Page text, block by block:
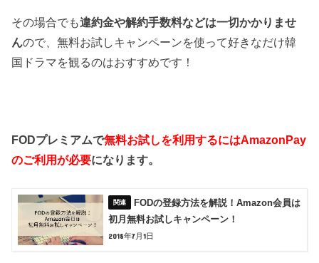
その場合でも違約金や解約手数料などは一切かかりませ
んので、無料お試しキャンペーンを使って好きなだけ韓
国ドラマを観るのはおすすめです！
FODプレミアムで無料お試しを利用するにはAmazonPay
のご利用が必要になります。
FODの登録方法を解説！Amazon会員は
初月無料お試しキャンペーン！
2018年7月1日